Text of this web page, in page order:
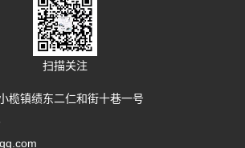
扫描关注
榄镇绩东二仁和街十巷一号